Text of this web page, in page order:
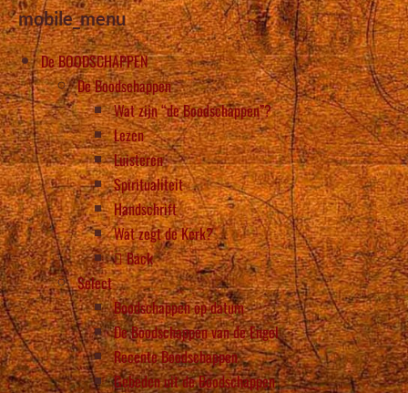
mobile_menu
De BOODSCHAPPEN
De Boodschappen
Wat zijn “de Boodschappen”?
Lezen
Luisteren
Spiritualiteit
Handschrift
Wat zegt de Kerk?
Back
Select
Boodschappen op datum
De Boodschappen van de Engel
Recente Boodschappen
Gebeden uit de Boodschappen